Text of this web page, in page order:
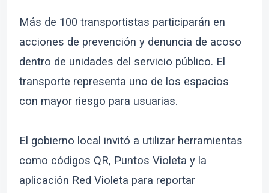
Más de 100 transportistas participarán en
acciones de prevención y denuncia de acoso
dentro de unidades del servicio público. El
transporte representa uno de los espacios
con mayor riesgo para usuarias.
El gobierno local invitó a utilizar herramientas
como códigos QR, Puntos Violeta y la
aplicación Red Violeta para reportar